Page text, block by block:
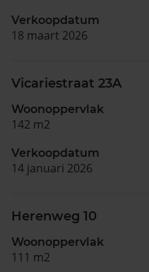
Verkoopdatum
18 maart 2026
Vicariestraat 23A
Woonoppervlak
142 m2
Verkoopdatum
14 januari 2026
Herenweg 10
Woonoppervlak
111 m2